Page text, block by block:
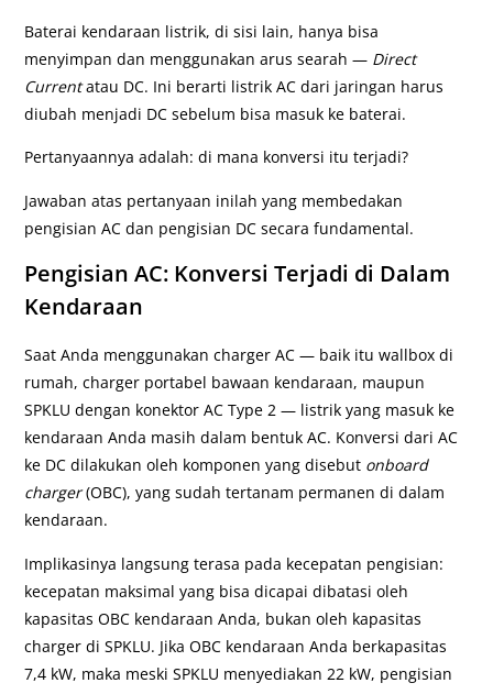
Baterai kendaraan listrik, di sisi lain, hanya bisa
menyimpan dan menggunakan arus searah — Direct
Currentatau DC. Ini berarti listrik AC dari jaringan harus
diubah menjadi DC sebelum bisa masuk ke baterai.
Pertanyaannya adalah: di mana konversi itu terjadi?
Jawaban atas pertanyaan inilah yang membedakan
pengisian AC dan pengisian DC secara fundamental.
Pengisian AC: Konversi Terjadi di Dalam
Kendaraan
Saat Anda menggunakan charger AC — baik itu wallbox di
rumah, charger portabel bawaan kendaraan, maupun
SPKLU dengan konektor AC Type 2 — listrik yang masuk ke
kendaraan Anda masih dalam bentuk AC. Konversi dari AC
ke DC dilakukan oleh komponen yang disebut onboard
charger(OBC), yang sudah tertanam permanen di dalam
kendaraan.
Implikasinya langsung terasa pada kecepatan pengisian:
kecepatan maksimal yang bisa dicapai dibatasi oleh
kapasitas OBC kendaraan Anda, bukan oleh kapasitas
charger di SPKLU. Jika OBC kendaraan Anda berkapasitas
7,4 kW, maka meski SPKLU menyediakan 22 kW, pengisian